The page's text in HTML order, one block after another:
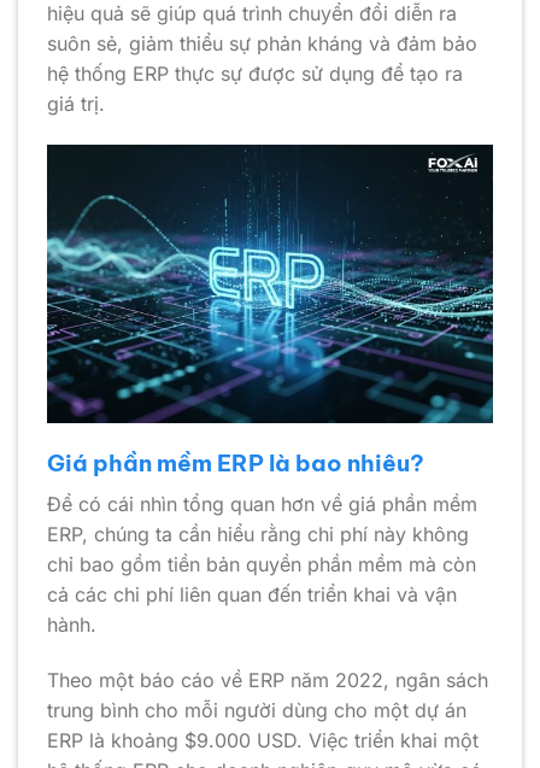
hiệu quả sẽ giúp quá trình chuyển đổi diễn ra
suôn sẻ, giảm thiểu sự phản kháng và đảm bảo
hệ thống ERP thực sự được sử dụng để tạo ra
giá trị.
Giá phần mềm ERP là bao nhiêu?
Để có cái nhìn tổng quan hơn về giá phần mềm
ERP, chúng ta cần hiểu rằng chi phí này không
chỉ bao gồm tiền bản quyền phần mềm mà còn
cả các chi phí liên quan đến triển khai và vận
hành.
Theo một báo cáo về ERP năm 2022, ngân sách
trung bình cho mỗi người dùng cho một dự án
ERP là khoảng $9.000 USD. Việc triển khai một